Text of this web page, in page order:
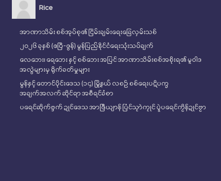
Rice
အာဏာသိမ်း စစ်အုပ်စု၏ ငြိမ်းချမ်းရေးခြေလှမ်းသစ်
၂၀၂၆ ခုနှစ် (ဧပြီ-ဇွန်) မွန်ပြည်နိုင်ငံရေးသုံးသပ်ချက်
လေဘေး၊ ရေဘေး နှင့် စစ်ဘေး အပြင် အာဏာသိမ်းစစ်အစိုးရ၏ မူဝါဒ
အလွဲများမှ ရိုက်ခတ်မှုများ
မွန်နှင့် တောင်ပိုင်းဒေသ (၁၄) မြို့နယ် လစဉ် စစ်ရေးပဋိပက္ခ
အချက်အလက် ဆိုင်ရာ အစီရင်ခံစာ
ပရေင်ဆိုက်ဗ္ဒက် ဍုၚ်ဒေသ အာဇြဳယျာန် ပြံၚ်သၠာဲကၠုၚ် ပ္ဍဲပရေၚ်ကၟိန်ဍုၚ်ဗၟာ